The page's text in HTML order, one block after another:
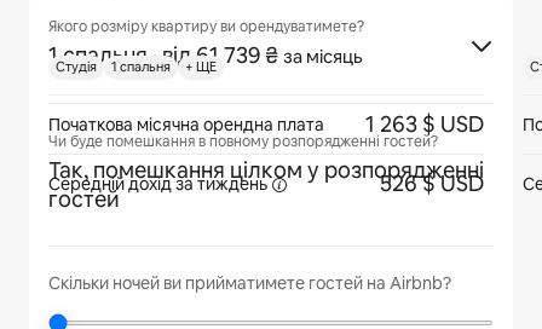
Якого розміру квартиру ви орендуватимете?
1 спальня · від 61 739 ₴ за місяць
Чи буде помешкання в повному розпорядженні гостей?
Так, помешкання цілком у розпорядженні
гостей
Скільки ночей ви прийматимете гостей на Airbnb?
Cтудія 1 спальня + ЩЕ
Початкова місячна орендна плата 1 263 $ USD
Середній дохідза тиждень 526 $ USD